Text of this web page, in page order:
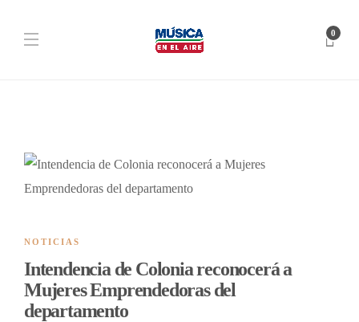
0
NOTICIAS
Intendencia de Colonia reconocerá a
Mujeres Emprendedoras del
departamento